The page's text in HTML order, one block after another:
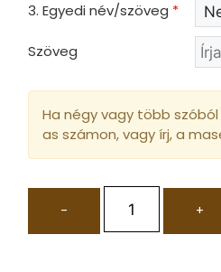
3. Egyedi név/szöveg *
Szöveg
Ha négy vagy több
as számon, vagy írj, a
- +